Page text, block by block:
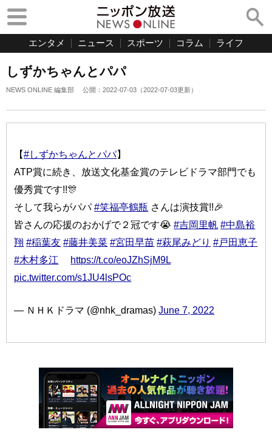
エンタメ ニュース スポーツ コラム ライフ
しずかちゃんとパパ
NEWS ONLINE 編集部 公開： 2022-07-03 （2022-07-03更新）
【#しずかちゃんとパパ】
ATP賞に続き、放送文化基金賞のテレビドラマ部門でも
優秀賞です!!🎊
そして我らがパパ#笑福亭鶴瓶 さんは演技賞!!🎉
皆さんの応援のおかげで２冠です😭#吉岡里帆 #中島裕
翔 #稲葉友 #藤井美菜 #宮田早苗 #萩尾みどり #戸田恵子
#木村多江
https://t.co/eoJZhSjM9L
pic.twitter.com/s1JU4lsPOc
— ＮＨＫドラマ (@nhk_dramas)June 7, 2022